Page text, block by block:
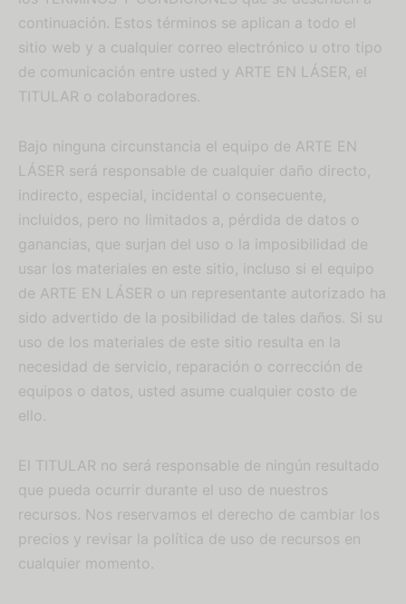
continuación. Estos términos se aplican a todo el
sitio web y a cualquier correo electrónico u otro tipo
de comunicación entre usted y ARTE EN LÁSER, el
TITULAR o colaboradores.
Bajo ninguna circunstancia el equipo de ARTE EN
LÁSER será responsable de cualquier daño directo,
indirecto, especial, incidental o consecuente,
incluidos, pero no limitados a, pérdida de datos o
ganancias, que surjan del uso o la imposibilidad de
usar los materiales en este sitio, incluso si el equipo
de ARTE EN LÁSER o un representante autorizado ha
sido advertido de la posibilidad de tales daños. Si su
uso de los materiales de este sitio resulta en la
necesidad de servicio, reparación o corrección de
equipos o datos, usted asume cualquier costo de
ello.
El TITULAR no será responsable de ningún resultado
que pueda ocurrir durante el uso de nuestros
recursos. Nos reservamos el derecho de cambiar los
precios y revisar la política de uso de recursos en
cualquier momento.